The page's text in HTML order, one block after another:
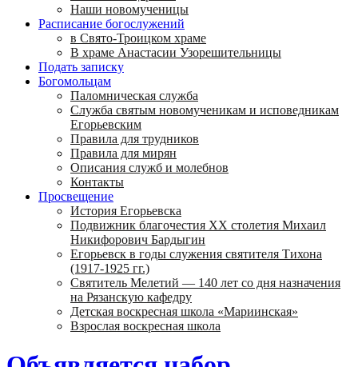
Наши новомученицы
Расписание богослужений
в Свято-Троицком храме
В храме Анастасии Узорешительницы
Подать записку
Богомольцам
Паломническая служба
Служба святым новомученикам и исповедникам
Егорьевским
Правила для трудников
Правила для мирян
Описания служб и молебнов
Контакты
Просвещение
История Егорьевска
Подвижник благочестия ХХ столетия Михаил
Никифорович Бардыгин
Егорьевск в годы служения святителя Тихона
(1917-1925 гг.)
Святитель Мелетий — 140 лет со дня назначения
на Рязанскую кафедру
Детская воскресная школа «Мариинская»
Взрослая воскресная школа